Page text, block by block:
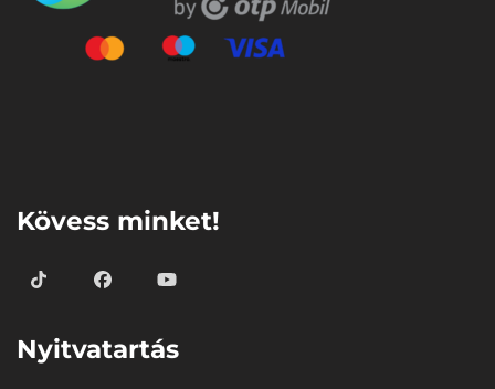
Kövess minket!
Nyitvatartás